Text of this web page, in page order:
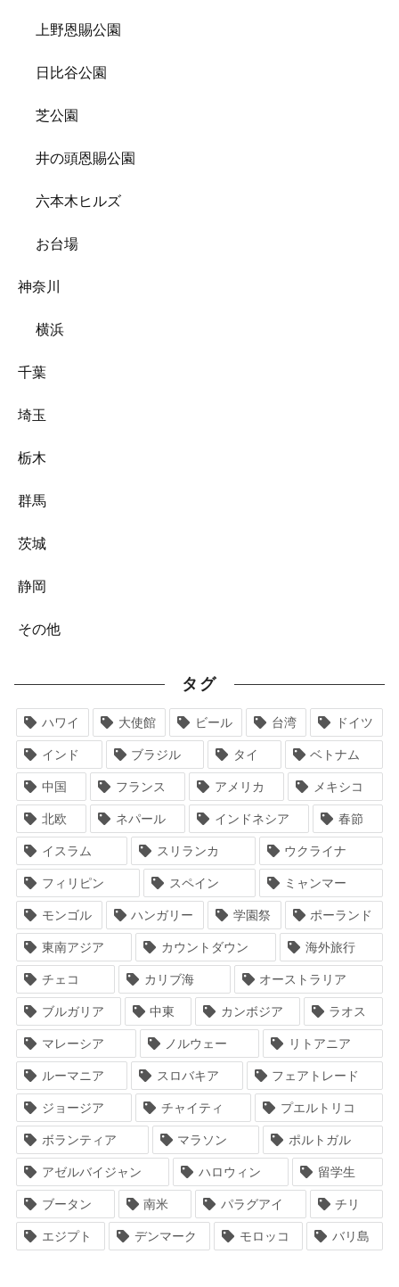
上野恩賜公園
日比谷公園
芝公園
井の頭恩賜公園
六本木ヒルズ
お台場
神奈川
横浜
千葉
埼玉
栃木
群馬
茨城
静岡
その他
タグ
ハワイ 大使館 ビール 台湾 ドイツ
インド ブラジル タイ ベトナム
中国 フランス アメリカ メキシコ
北欧 ネパール インドネシア 春節
イスラム スリランカ ウクライナ
フィリピン スペイン ミャンマー
モンゴル ハンガリー 学園祭 ポーランド
東南アジア カウントダウン 海外旅行
チェコ カリブ海 オーストラリア
ブルガリア 中東 カンボジア ラオス
マレーシア ノルウェー リトアニア
ルーマニア スロバキア フェアトレード
ジョージア チャイティ プエルトリコ
ボランティア マラソン ポルトガル
アゼルバイジャン ハロウィン 留学生
ブータン 南米 パラグアイ チリ
エジプト デンマーク モロッコ バリ島